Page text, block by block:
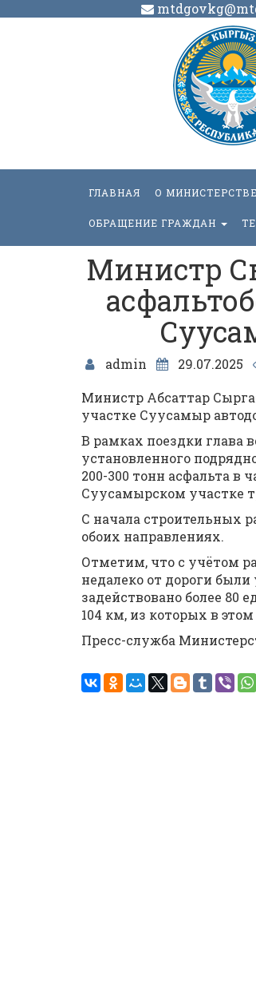
ГЛАВНАЯ О МИНИСТЕРСТВЕ
ОБРАЩЕНИЕ ГРАЖДАН
Министр
admin 29.07.2025
Министр Абсаттар
участке Суусамыр
В рамках поездки глава
установленного
200-300 тонн асфальта в
Суусамырском участке
С начала строительных
обоих направлениях.
Отметим, что с учётом
недалеко от дороги
задействовано более 80
104 км, из которых в
Пресс-служба